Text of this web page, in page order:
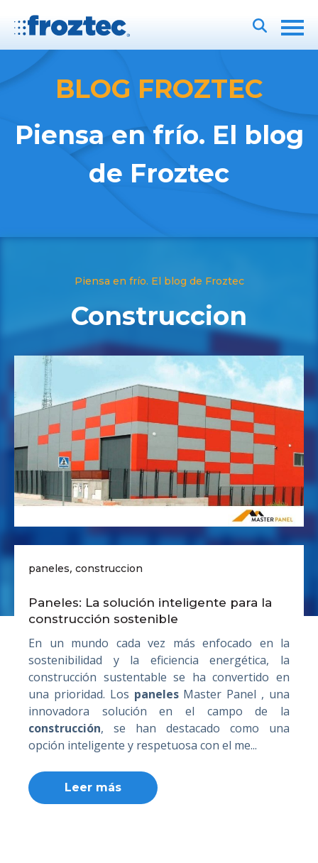
BLOG FROZTEC
Piensa en frío. El blog
de Froztec
Piensa en frío. El blog de Froztec
Construccion
paneles, construccion
Paneles: La solución inteligente para la
construcción sostenible
En un mundo cada vez más enfocado en la
sostenibilidad y la eficiencia energética, la
construcción sustentable se ha convertido en
una prioridad. Los panelesMaster Panel , una
innovadora solución en el campo de la
construcción, se han destacado como una
opción inteligente y respetuosa con el me...
Leer más